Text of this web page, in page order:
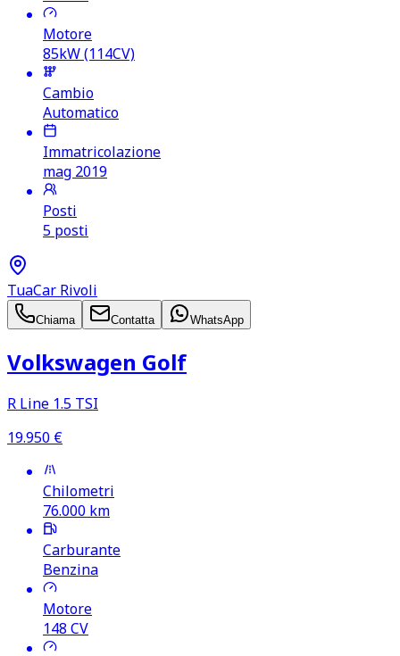
Motore
85kW (114CV)
Cambio
Automatico
Immatricolazione
mag 2019
Posti
5 posti
TuaCar Rivoli
Chiama Contatta WhatsApp
Volkswagen Golf
R Line 1.5 TSI
19.950 €
Chilometri
76.000 km
Carburante
Benzina
Motore
148 CV